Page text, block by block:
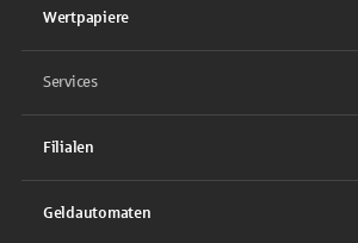
Wertpapiere
Services
Filialen
Geldautomaten